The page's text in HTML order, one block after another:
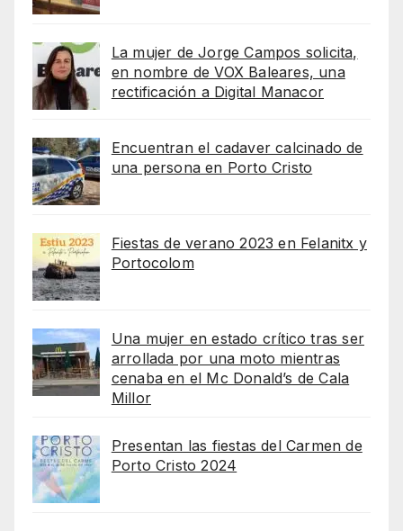
La mujer de Jorge Campos solicita,
en nombre de VOX Baleares, una
rectificación a Digital Manacor
Encuentran el cadaver calcinado de
una persona en Porto Cristo
Fiestas de verano 2023 en Felanitx y
Portocolom
Una mujer en estado crítico tras ser
arrollada por una moto mientras
cenaba en el Mc Donald’s de Cala
Millor
Presentan las fiestas del Carmen de
Porto Cristo 2024